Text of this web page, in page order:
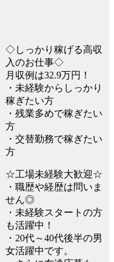
◇しっかり稼げる高収
入のお仕事◇
月収例は32.9万円！
・未経験からしっかり
稼ぎたい方
・残業多めで稼ぎたい
方
・交替勤務で稼ぎたい
方
☆工場未経験大歓迎☆
・職歴や経歴は問いま
せん◎
・未経験スタートの方
も活躍中！
・20代～40代後半の男
女活躍中です。